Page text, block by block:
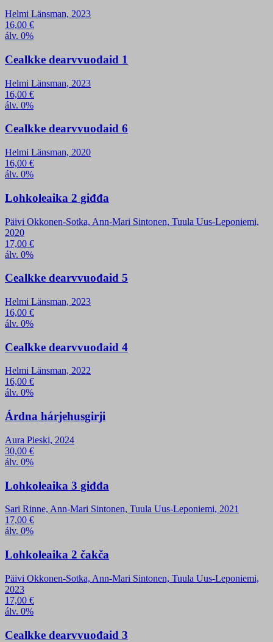
Helmi Länsman, 2023
16,00 €
álv. 0%
Cealkke dearvvuođaid 1
Helmi Länsman, 2023
16,00 €
álv. 0%
Cealkke dearvvuođaid 6
Helmi Länsman, 2020
16,00 €
álv. 0%
Lohkoleaika 2 giđđa
Päivi Okkonen-Sotka, Ann-Mari Sintonen, Tuula Uus-Leponiemi,
2020
17,00 €
álv. 0%
Cealkke dearvvuođaid 5
Helmi Länsman, 2023
16,00 €
álv. 0%
Cealkke dearvvuođaid 4
Helmi Länsman, 2022
16,00 €
álv. 0%
Árdna hárjehusgirji
Aura Pieski, 2024
30,00 €
álv. 0%
Lohkoleaika 3 giđđa
Sari Rinne, Ann-Mari Sintonen, Tuula Uus-Leponiemi, 2021
17,00 €
álv. 0%
Lohkoleaika 2 čakča
Päivi Okkonen-Sotka, Ann-Mari Sintonen, Tuula Uus-Leponiemi,
2023
17,00 €
álv. 0%
Cealkke dearvvuođaid 3